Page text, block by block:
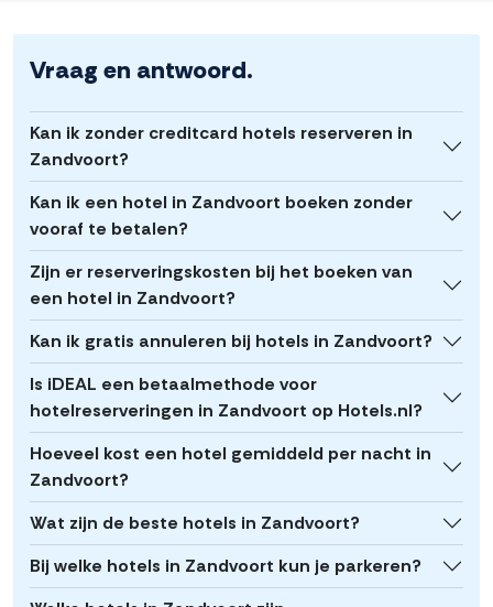
Vraag en antwoord.
Kan ik zonder creditcard hotels reserveren in
Zandvoort?
Kan ik een hotel in Zandvoort boeken zonder
vooraf te betalen?
Zijn er reserveringskosten bij het boeken van
een hotel in Zandvoort?
Kan ik gratis annuleren bij hotels in Zandvoort?
Is iDEAL een betaalmethode voor
hotelreserveringen in Zandvoort op Hotels.nl?
Hoeveel kost een hotel gemiddeld per nacht in
Zandvoort?
Wat zijn de beste hotels in Zandvoort?
Bij welke hotels in Zandvoort kun je parkeren?